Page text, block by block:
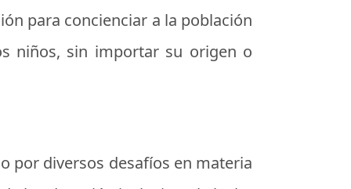
para concienciar a la población
niños, sin importar su origen o
por diversos desafíos en materia